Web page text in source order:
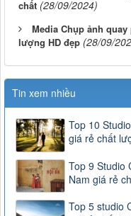
chất (28/09/2024)
Media Chụp ảnh
lượng HD đẹp (28/09/
Tin xem nhiều
Top 10
giá rẻ chất
Top 9 Studio
Nam giá rẻ
Top 5 studio